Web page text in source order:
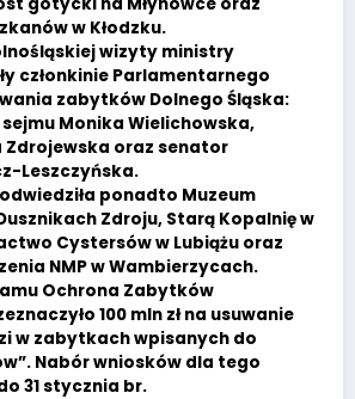
w Kłodzku.
wizyty ministry
członkinie Parlamentarnego
zabytków Dolnego Śląska:
Monika Wielichowska,
oraz senator
Leszczyńska.
ponadto Muzeum
Zdroju, Starą Kopalnię w
Cystersów w Lubiążu oraz
NMP w Wambierzycach.
Ochrona Zabytków
100 mln zł na usuwanie
w zabytkach wpisanych do
Nabór wniosków dla tego
31 stycznia br.